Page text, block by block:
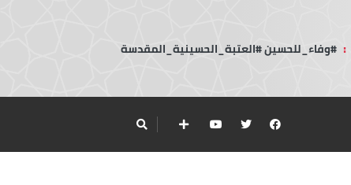
: #وفاء_للحسين #العتبة_الحسينية_المقدسة